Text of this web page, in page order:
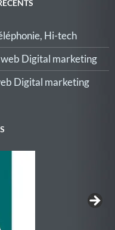
Hi-tech
Digital marketing
Digital marketing